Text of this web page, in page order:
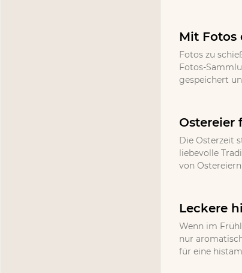
Mit Fotos
Fotos zu
Fotos-
gespeichert
Ostereier
Die Osterzeit
liebevolle
von
Leckere
Wenn im
nur
für eine